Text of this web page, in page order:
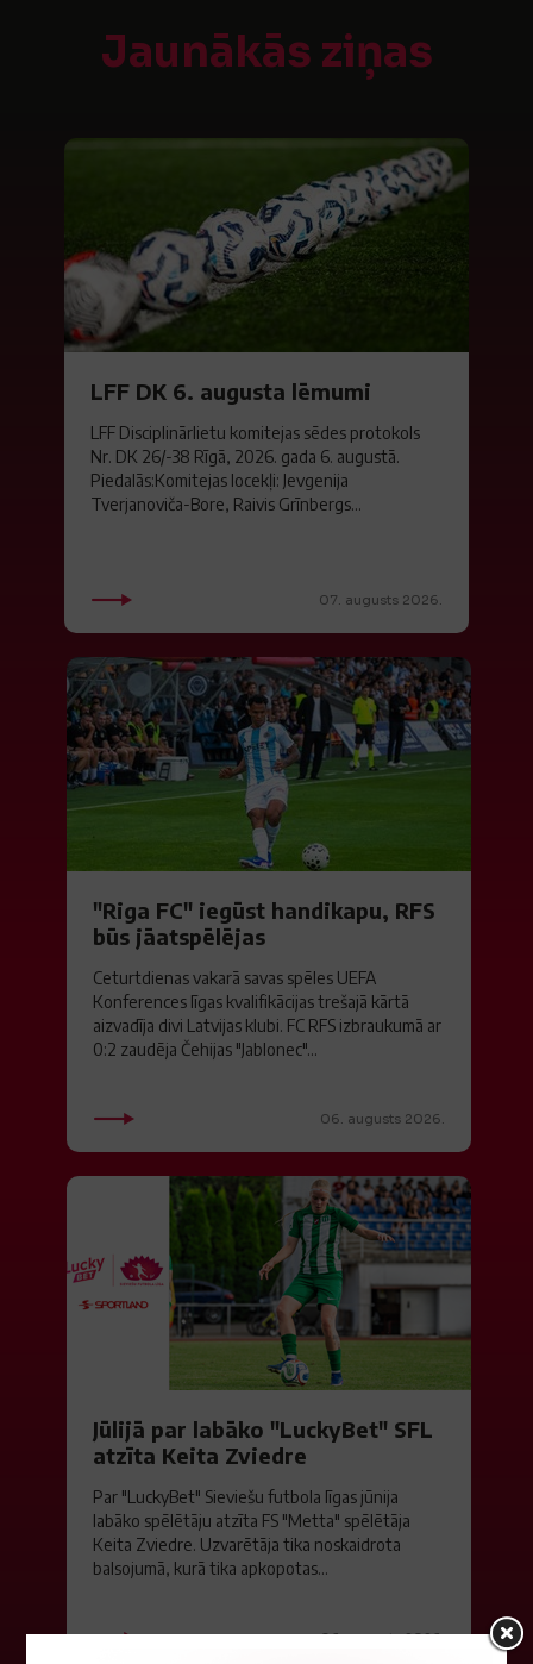
Jaunākās ziņas
LFF DK 6. augusta lēmumi
LFF Disciplinārlietu komitejas sēdes protokols
Nr. DK 26/-38 Rīgā, 2026. gada 6. augustā.
Piedalās:Komitejas locekļi: Jevgenija
Tverjanoviča-Bore, Raivis Grīnbergs...
07. augusts 2026.
"Riga FC" iegūst handikapu, RFS
būs jāatspēlējas
Ceturtdienas vakarā savas spēles UEFA
Konferences līgas kvalifikācijas trešajā kārtā
aizvadīja divi Latvijas klubi. FC RFS izbraukumā ar
0:2 zaudēja Čehijas "Jablonec"...
06. augusts 2026.
Jūlijā par labāko "LuckyBet" SFL
atzīta Keita Zviedre
Par "LuckyBet" Sieviešu futbola līgas jūnija
labāko spēlētāju atzīta FS "Metta" spēlētāja
Keita Zviedre. Uzvarētāja tika noskaidrota
balsojumā, kurā tika apkopotas...
06. augusts 2026.